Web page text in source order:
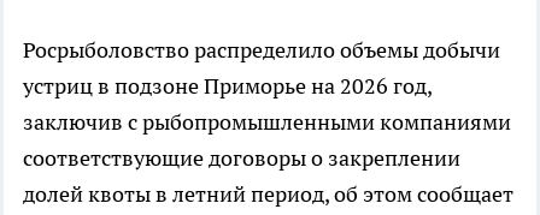
Росрыболовство распределило объемы добычи
устриц в подзоне Приморье на 2026 год,
заключив с рыбопромышленными компаниями
соответствующие договоры о закреплении
долей квоты в летний период, об этом сообщает